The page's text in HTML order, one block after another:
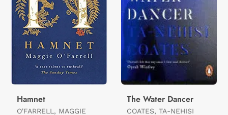
Hamnet
O'FARRELL, MAGGIE
The Water Dancer
COATES, TA-NEHISI